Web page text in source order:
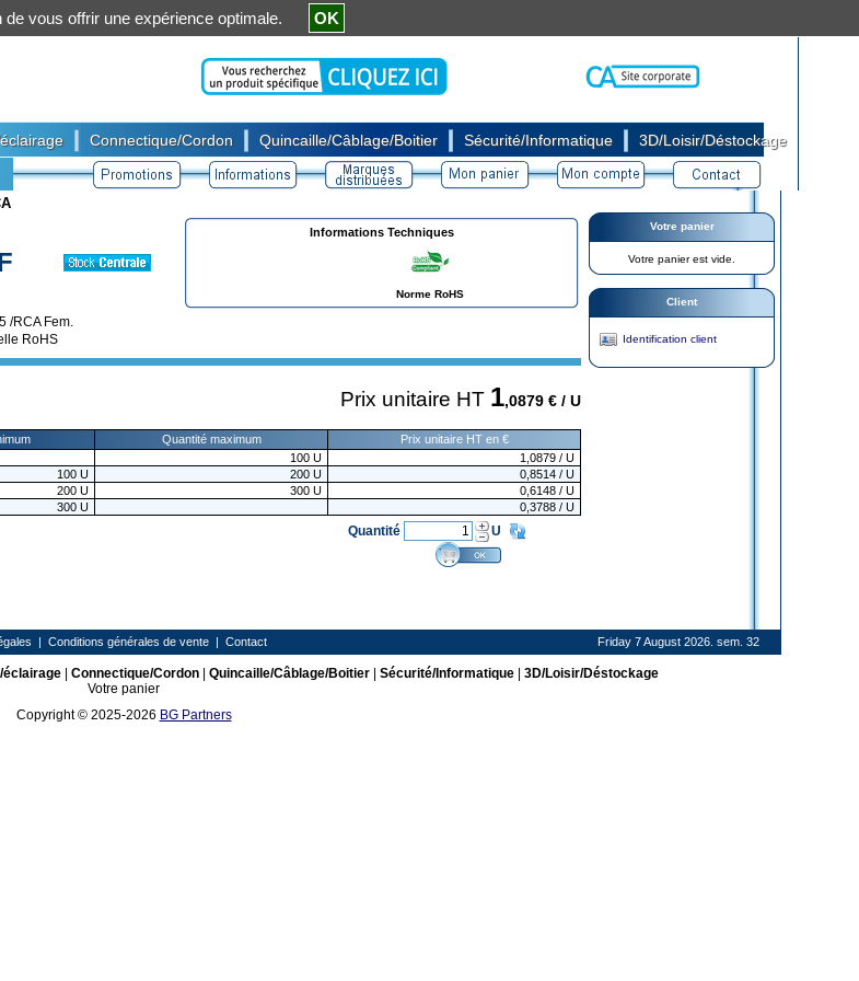
Connectique/Cordon Quincaille/Câblage/Boitier Sécurité/Informatique 3D/Loisir/Déstockage
Informations Techniques
Norme RoHS
/RCA Fem.
RoHS
Prix unitaire HT 1,0879 € / U
Quantité maximum
Prix unitaire HT en €
100 U 1,0879 / U
100 U 200 U 0,8514 / U
200 U 300 U 0,6148 / U
300 U 0,3788 / U
Quantité U
Votre panier
Votre panier est vide.
Client
Identification client
| Conditions générales de vente | Contact Friday 7 August 2026. sem. 32
éclairage| Connectique/Cordon| Quincaille/Câblage/Boitier| Sécurité/Informatique| 3D/Loisir/Déstockage
Votre panier
Copyright © 2025-2026 BG Partners
de vous offrir une expérience optimale. OK